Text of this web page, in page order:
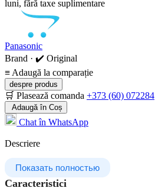
luni, fără taxe suplimentare
Panasonic
Brand · ✔️ Original
≡ Adaugă la comparație
despre produs
🛒 Plasează comanda +373 (60) 072284
Adaugă în Coș
Chat în WhatsApp
Descriere
Показать полностью
Caracteristici